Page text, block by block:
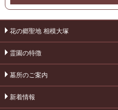
花の郷聖地 相模大塚
霊園の特徴
墓所のご案内
新着情報